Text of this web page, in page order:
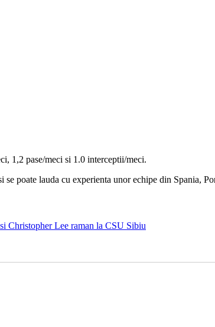
1,2 pase/meci si 1.0 interceptii/meci.
poate lauda cu experienta unor echipe din Spania,
Christopher Lee raman la CSU Sibiu